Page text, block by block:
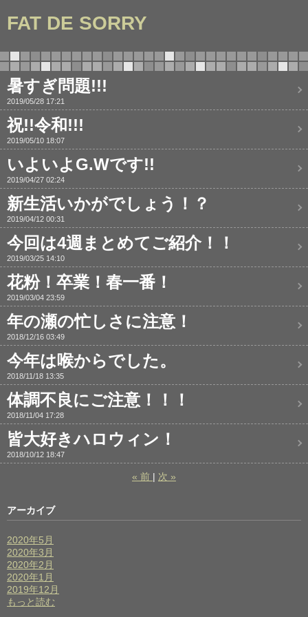
FAT DE SORRY
暑すぎ問題!!!
2019/05/28 17:21
祝!!令和!!!
2019/05/10 18:07
いよいよG.Wです!!
2019/04/27 02:24
新生活いかがでしょう！？
2019/04/12 00:31
今回は4週まとめてご紹介！！
2019/03/25 14:10
花粉！卒業！春一番！
2019/03/04 23:59
年の瀬の忙しさに注意！
2018/12/16 03:49
今年は喉からでした。
2018/11/18 13:35
体調不良にご注意！！！
2018/11/04 17:28
皆大好きハロウィン！
2018/10/12 18:47
« 前 次 »
アーカイブ
2020年5月
2020年3月
2020年2月
2020年1月
2019年12月
もっと読む